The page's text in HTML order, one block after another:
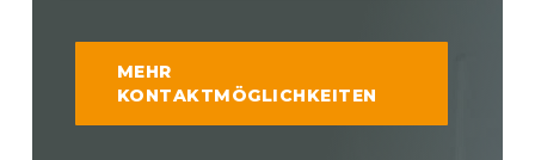
MEHR
KONTAKTMÖGLICHKEITEN